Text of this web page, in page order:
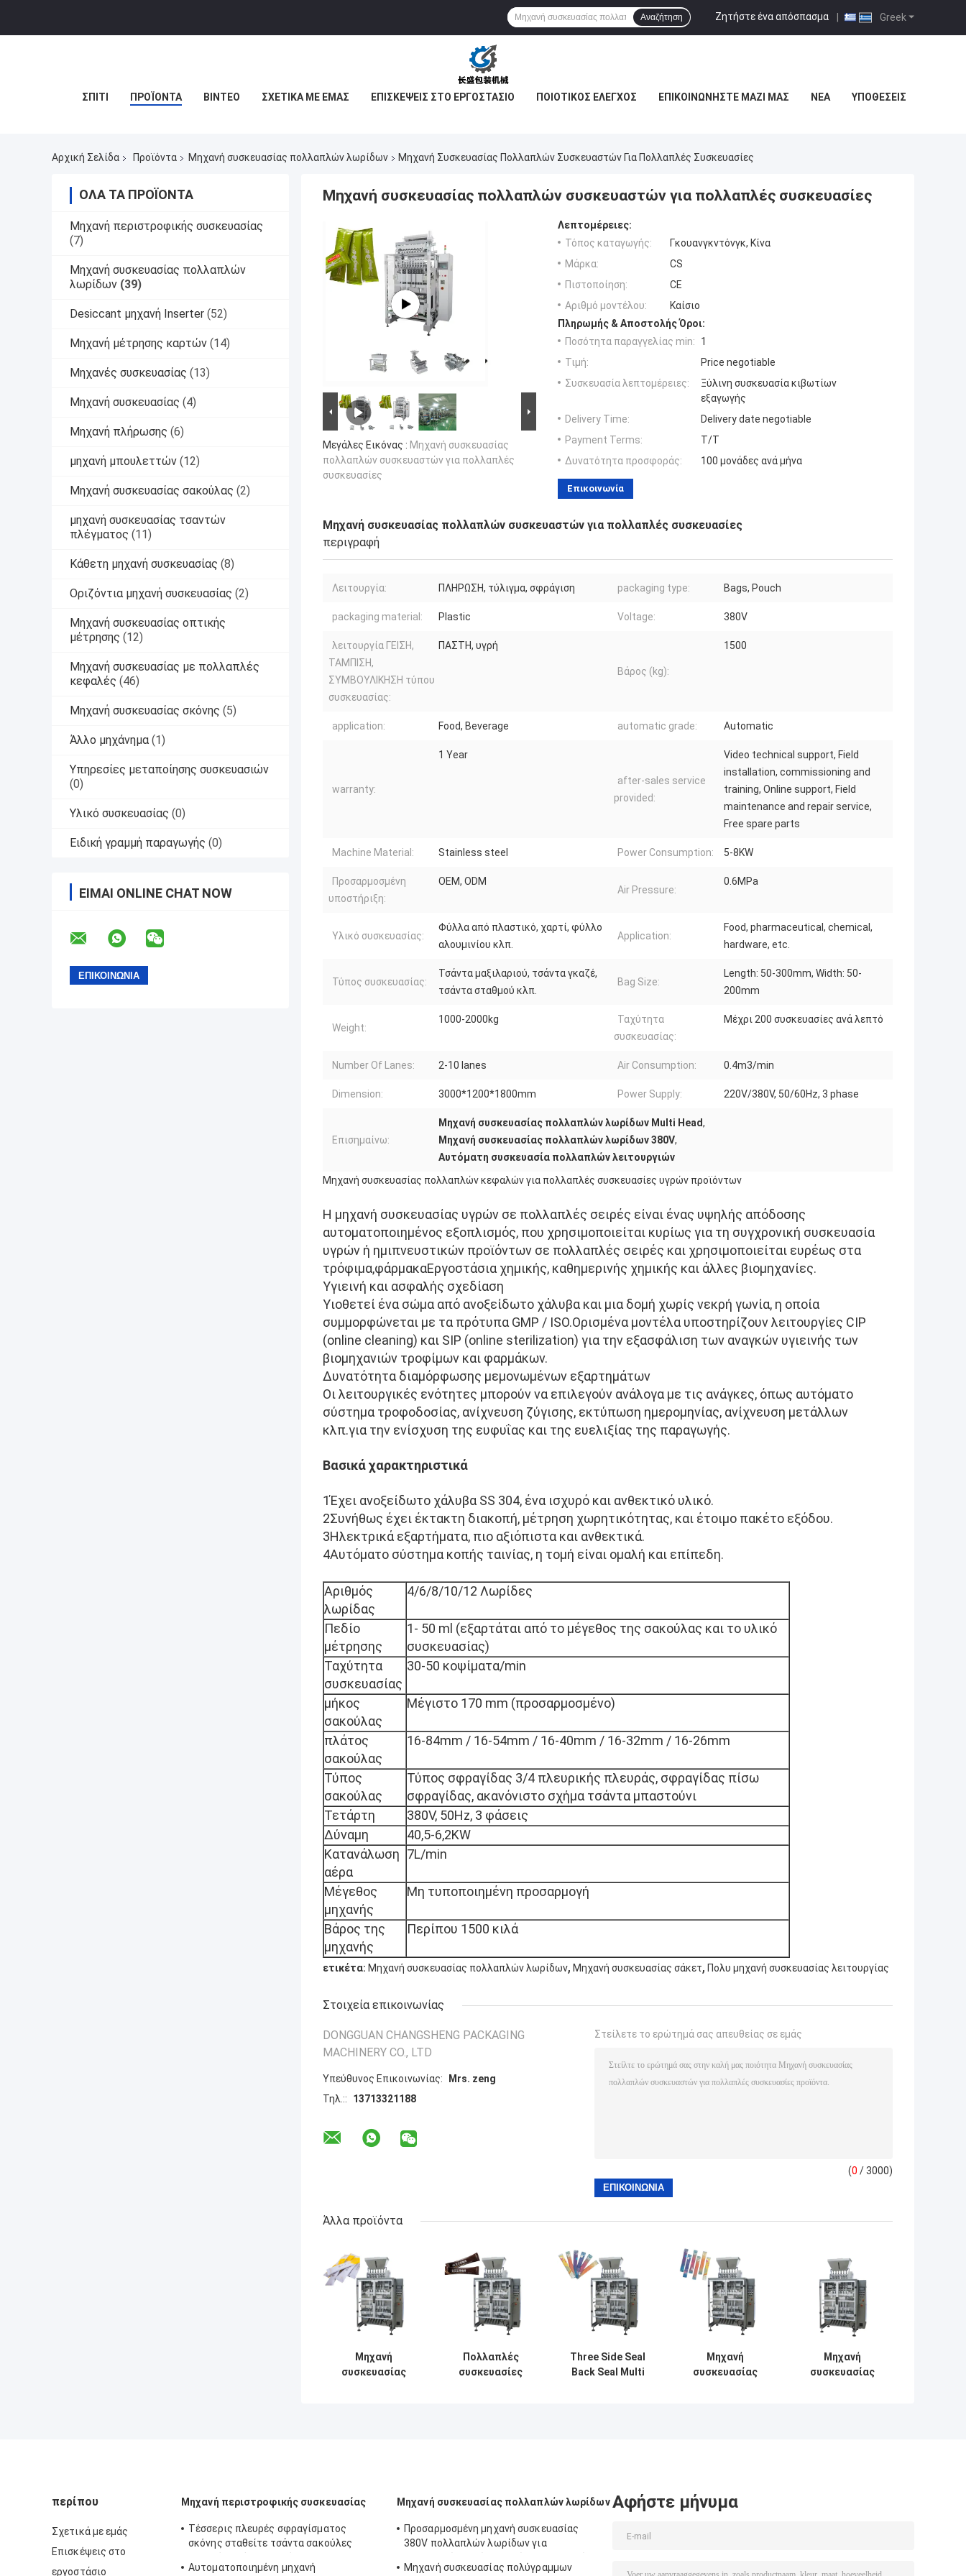
Greek
Ζητήστε ένα απόσπασμα |
Αναζήτηση
ΣΠΊΤΙ ΠΡΟΪΌΝΤΑ ΒΊΝΤΕΟ ΣΧΕΤΙΚΆ ΜΕ ΕΜΆΣ ΕΠΙΣΚΈΨΕΙΣ ΣΤΟ ΕΡΓΟΣΤΆΣΙΟ ΠΟΙΟΤΙΚΌΣ ΈΛΕΓΧΟΣ ΕΠΙΚΟΙΝΩΝΉΣΤΕ ΜΑΖΊ ΜΑΣ ΝΈΑ ΥΠΟΘΈΣΕΙΣ
Αρχική Σελίδα Προϊόντα Μηχανή συσκευασίας πολλαπλών λωρίδων Μηχανή Συσκευασίας Πολλαπλών Συσκευαστών Για Πολλαπλές Συσκευασίες
ΌΛΑ ΤΑ ΠΡΟΪΌΝΤΑ
Μηχανή περιστροφικής συσκευασίας
(7)
Μηχανή συσκευασίας πολλαπλών
λωρίδων (39)
Desiccant μηχανή Inserter (52)
Μηχανή μέτρησης καρτών (14)
Μηχανές συσκευασίας (13)
Μηχανή συσκευασίας (4)
Μηχανή πλήρωσης (6)
μηχανή μπουλεττών (12)
Μηχανή συσκευασίας σακούλας (2)
μηχανή συσκευασίας τσαντών
πλέγματος (11)
Κάθετη μηχανή συσκευασίας (8)
Οριζόντια μηχανή συσκευασίας (2)
Μηχανή συσκευασίας οπτικής
μέτρησης (12)
Μηχανή συσκευασίας με πολλαπλές
κεφαλές (46)
Μηχανή συσκευασίας σκόνης (5)
Άλλο μηχάνημα (1)
Υπηρεσίες μεταποίησης συσκευασιών
(0)
Υλικό συσκευασίας (0)
Ειδική γραμμή παραγωγής (0)
ΕΊΜΑΙ ONLINE CHAT NOW
Μηχανή συσκευασίας πολλαπλών συσκευαστών για πολλαπλές συσκευασίες
Μεγάλες Εικόνας : Μηχανή συσκευασίας
πολλαπλών συσκευαστών για πολλαπλές
συσκευασίες
Λεπτομέρειες:
Τόπος καταγωγής:
Γκουανγκντόνγκ, Κίνα
Μάρκα:
CS
Πιστοποίηση:
CE
Αριθμό μοντέλου:
Καίσιο
Πληρωμής & Αποστολής Όροι:
Ποσότητα παραγγελίας min:
1
Τιμή:
Price negotiable
Συσκευασία λεπτομέρειες:
Ξύλινη συσκευασία κιβωτίων
εξαγωγής
Delivery Time:
Delivery date negotiable
Payment Terms:
T/T
Δυνατότητα προσφοράς:
100 μονάδες ανά μήνα
Επικοινωνία
Μηχανή συσκευασίας πολλαπλών συσκευαστών για πολλαπλές συσκευασίες
περιγραφή
Λειτουργία: ΠΛΗΡΩΣΗ, τύλιγμα, σφράγιση packaging type: Bags, Pouch
packaging material: Plastic Voltage: 380V
λειτουργία ΓΕΙΣΗ,
ΤΑΜΠΙΣΗ,
ΣΥΜΒΟΥΛΙΚΗΣΗ τύπου
συσκευασίας:
ΠΑΣΤΗ, υγρή
Βάρος (kg):
1500
application: Food, Beverage automatic grade: Automatic
warranty:
1 Year
after-sales service
provided:
Video technical support, Field
installation, commissioning and
training, Online support, Field
maintenance and repair service,
Free spare parts
Machine Material: Stainless steel Power Consumption: 5-8KW
Προσαρμοσμένη
υποστήριξη:
OEM, ODM
Air Pressure:
0.6MPa
Υλικό συσκευασίας:
Φύλλα από πλαστικό, χαρτί, φύλλο
αλουμινίου κλπ.
Application:
Food, pharmaceutical, chemical,
hardware, etc.
Τύπος συσκευασίας:
Τσάντα μαξιλαριού, τσάντα γκαζέ,
τσάντα σταθμού κλπ.
Bag Size:
Length: 50-300mm, Width: 50-
200mm
Weight:
1000-2000kg
Ταχύτητα
συσκευασίας:
Μέχρι 200 συσκευασίες ανά λεπτό
Number Of Lanes: 2-10 lanes Air Consumption: 0.4m3/min
Dimension: 3000*1200*1800mm Power Supply: 220V/380V, 50/60Hz, 3 phase
Επισημαίνω:
Μηχανή συσκευασίας πολλαπλών λωρίδων Multi Head,
Μηχανή συσκευασίας πολλαπλών λωρίδων 380V,
Αυτόματη συσκευασία πολλαπλών λειτουργιών
Μηχανή συσκευασίας πολλαπλών κεφαλών για πολλαπλές συσκευασίες υγρών προϊόντων
Η μηχανή συσκευασίας υγρών σε πολλαπλές σειρές είναι ένας υψηλής απόδοσης
αυτοματοποιημένος εξοπλισμός, που χρησιμοποιείται κυρίως για τη συγχρονική συσκευασία
υγρών ή ημιπνευστικών προϊόντων σε πολλαπλές σειρές και χρησιμοποιείται ευρέως στα
τρόφιμα,φάρμακαΕργοστάσια χημικής, καθημερινής χημικής και άλλες βιομηχανίες.
Υγιεινή και ασφαλής σχεδίαση
Υιοθετεί ένα σώμα από ανοξείδωτο χάλυβα και μια δομή χωρίς νεκρή γωνία, η οποία
συμμορφώνεται με τα πρότυπα GMP / ISO.Ορισμένα μοντέλα υποστηρίζουν λειτουργίες CIP
(online cleaning) και SIP (online sterilization) για την εξασφάλιση των αναγκών υγιεινής των
βιομηχανιών τροφίμων και φαρμάκων.
Δυνατότητα διαμόρφωσης μεμονωμένων εξαρτημάτων
Οι λειτουργικές ενότητες μπορούν να επιλεγούν ανάλογα με τις ανάγκες, όπως αυτόματο
σύστημα τροφοδοσίας, ανίχνευση ζύγισης, εκτύπωση ημερομηνίας, ανίχνευση μετάλλων
κλπ.για την ενίσχυση της ευφυΐας και της ευελιξίας της παραγωγής.
Βασικά χαρακτηριστικά
1Έχει ανοξείδωτο χάλυβα SS 304, ένα ισχυρό και ανθεκτικό υλικό.
2Συνήθως έχει έκτακτη διακοπή, μέτρηση χωρητικότητας, και έτοιμο πακέτο εξόδου.
3Ηλεκτρικά εξαρτήματα, πιο αξιόπιστα και ανθεκτικά.
4Αυτόματο σύστημα κοπής ταινίας, η τομή είναι ομαλή και επίπεδη.
Αριθμός
λωρίδας
4/6/8/10/12 Λωρίδες
Πεδίο
μέτρησης
1- 50 ml (εξαρτάται από το μέγεθος της σακούλας και το υλικό
συσκευασίας)
Ταχύτητα
συσκευασίας
30-50 κοψίματα/min
μήκος
σακούλας
Μέγιστο 170 mm (προσαρμοσμένο)
πλάτος
σακούλας
16-84mm / 16-54mm / 16-40mm / 16-32mm / 16-26mm
Τύπος
σακούλας
Τύπος σφραγίδας 3/4 πλευρικής πλευράς, σφραγίδας πίσω
σφραγίδας, ακανόνιστο σχήμα τσάντα μπαστούνι
Τετάρτη
380V, 50Hz, 3 φάσεις
Δύναμη
40,5-6,2KW
Κατανάλωση
αέρα
7L/min
Μέγεθος
μηχανής
Μη τυποποιημένη προσαρμογή
Βάρος της
μηχανής
Περίπου 1500 κιλά
ετικέτα: Μηχανή συσκευασίας πολλαπλών λωρίδων, Μηχανή συσκευασίας σάκετ, Πολυ μηχανή συσκευασίας λειτουργίας
Στοιχεία επικοινωνίας
DONGGUAN CHANGSHENG PACKAGING
MACHINERY CO., LTD
Υπεύθυνος Επικοινωνίας:
Mrs. zeng
Τηλ.::
13713321188
Στείλετε το ερώτημά σας απευθείας σε εμάς
(0 / 3000)
Άλλα προϊόντα
Μηχανή
συσκευασίας
Πολλαπλές
συσκευασίες
Three Side Seal
Back Seal Multi
Μηχανή
συσκευασίας
Μηχανή
συσκευασίας
περίπου
Σχετικά με εμάς
Επισκέψεις στο
εργοστάσιο
Μηχανή περιστροφικής συσκευασίας
Τέσσερις πλευρές σφραγίσματος
σκόνης σταθείτε τσάντα σακούλες
Αυτοματοποιημένη μηχανή
Μηχανή συσκευασίας πολλαπλών λωρίδων
Προσαρμοσμένη μηχανή συσκευασίας
380V πολλαπλών λωρίδων για
Μηχανή συσκευασίας πολύγραμμων
Αφήστε μήνυμα